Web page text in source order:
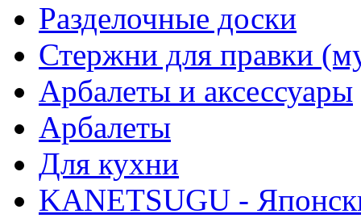
Разделочные доски
Стержни для правки
Арбалеты и аксессуары
Арбалеты
Для кухни
KANETSUGU -